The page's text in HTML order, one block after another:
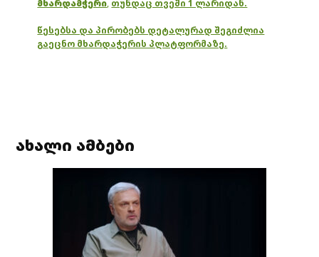
მხარდამჭერი, თუნდაც თვეში 1 ლარიდან.
წესებსა და პირობებს დეტალურად შეგიძლია
გაეცნო მხარდაჭერის პლატფორმაზე.
ახალი ამბები